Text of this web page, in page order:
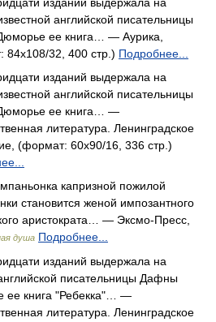
английской писательницы
ее книга… — Аурика,
84x108/32, 400 стр.) Подробнее...
изданий выдержала на
английской писательницы
ее книга… —
литература. Ленинградское
(формат: 60x90/16, 336 стр.)
капризной пожилой
становится женой импозантного
аристократа… — Эксмо-Пресс,
душа Подробнее...
изданий выдержала на
писательницы Дафны
ее книга "Ребекка"… —
литература. Ленинградское